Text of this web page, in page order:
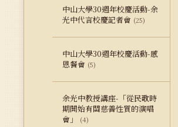
中山大學30週年校慶活動-余
光中代言校慶記者會 (25)
中山大學30週年校慶活動-感
恩餐會 (5)
余光中教授講座-「從民歌時
期開始有關慈善性質的演唱
會」
(4)